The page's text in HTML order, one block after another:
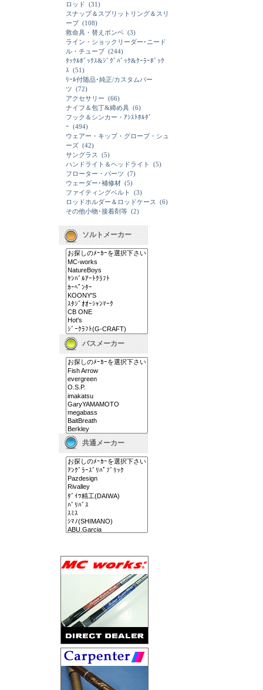
ロッド (31)
スナップ＆スプリットリング＆スリ
ーブ (108)
救命具・替えボンベ (3)
ライン・ショックリーダー･ニード
ル・チューブ (244)
ﾀｯｸﾙﾎﾞｯｸｽ&ｼﾞｸﾞﾊﾞｯｸ&ｸｰﾗｰﾎﾞｯｸ
ｽ (51)
ﾘｰﾙ付随品･純正/カスタムパー
ツ (72)
アクセサリー (66)
ナイフ＆包丁&締め具 (6)
フック＆シンカー・ｱｼｽﾄﾎﾙﾀﾞ
ｰ (494)
ウェアー・キップ・グローブ・シュ
ーズ (42)
サングラス
(5)
ハンドライト＆ヘッドライト
(5)
フローター・パーツ (7)
ウェーダー･補修材 (5)
ファイティングベルト
(3)
ロッドホルダー＆ロッドケース
(6)
その他小物･接着剤等 (2)
ソルトメーカー
バスメーカー
共通メーカー